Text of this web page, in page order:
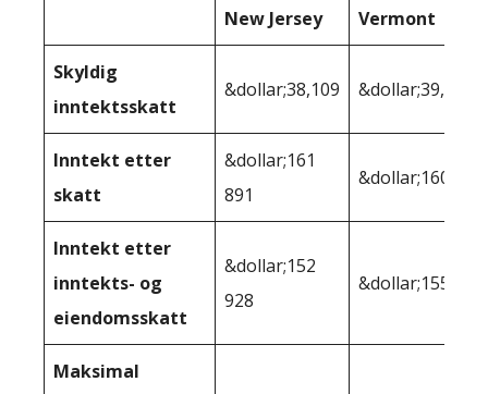
New Jersey Vermont
Skyldig
inntektsskatt
&dollar;38,109 &dollar;39,233
Inntekt etter
skatt
&dollar;161
891
&dollar;160 767
Inntekt etter
inntekts- og
eiendomsskatt
&dollar;152
928
&dollar;155,277
Maksimal